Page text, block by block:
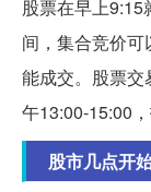
股票在早上
间，集合竞价
能成交。股票
午13:00-15:00
股市几点开